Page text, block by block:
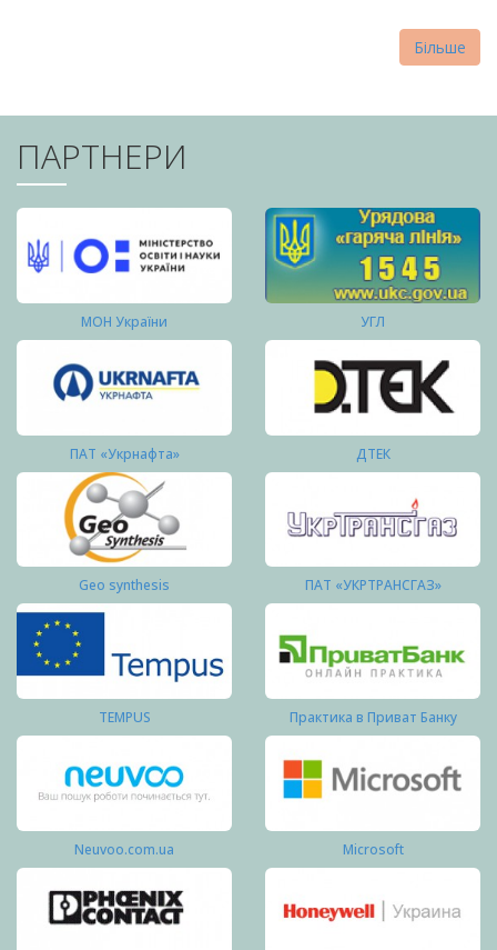
Більше
ПАРТНЕРИ
МОН України УГЛ
ПАТ «Укрнафта» ДТЕК
Geo synthesis ПАТ «УКРТРАНСГАЗ»
TEMPUS Практика в Приват Банку
Neuvoo.com.ua Microsoft